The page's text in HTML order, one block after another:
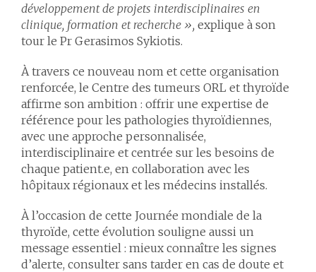
développement de projets interdisciplinaires en
clinique, formation et recherche », explique à son
tour le Pr Gerasimos Sykiotis.
À travers ce nouveau nom et cette organisation
renforcée, le Centre des tumeurs ORL et thyroïde
affirme son ambition : offrir une expertise de
référence pour les pathologies thyroïdiennes,
avec une approche personnalisée,
interdisciplinaire et centrée sur les besoins de
chaque patient.e, en collaboration avec les
hôpitaux régionaux et les médecins installés.
À l’occasion de cette Journée mondiale de la
thyroïde, cette évolution souligne aussi un
message essentiel : mieux connaître les signes
d’alerte, consulter sans tarder en cas de doute et